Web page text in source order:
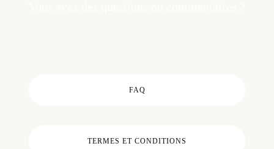
FAQ
TERMES ET CONDITIONS